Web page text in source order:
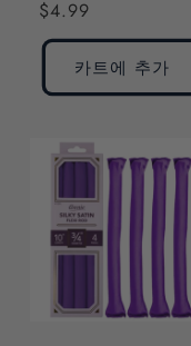
정
가
$4.99
카트에 추가